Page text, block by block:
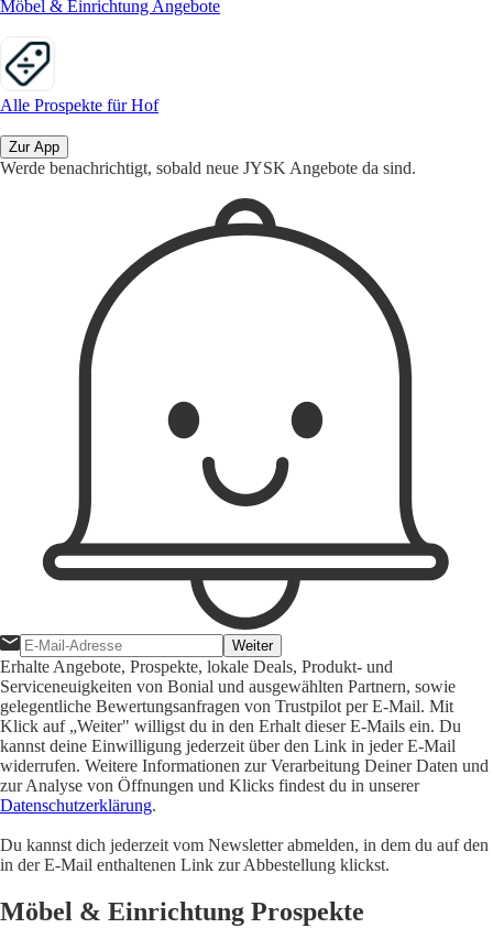
Möbel & Einrichtung Angebote
Alle Prospekte für Hof
Zur App
Werde benachrichtigt, sobald neue JYSK Angebote da sind.
Weiter
Erhalte Angebote, Prospekte, lokale Deals, Produkt- und
Serviceneuigkeiten von Bonial und ausgewählten Partnern, sowie
gelegentliche Bewertungsanfragen von Trustpilot per E-Mail. Mit
Klick auf „Weiter" willigst du in den Erhalt dieser E-Mails ein. Du
kannst deine Einwilligung jederzeit über den Link in jeder E-Mail
widerrufen. Weitere Informationen zur Verarbeitung Deiner Daten und
zur Analyse von Öffnungen und Klicks findest du in unserer
Datenschutzerklärung.
Du kannst dich jederzeit vom Newsletter abmelden, in dem du auf den
in der E-Mail enthaltenen Link zur Abbestellung klickst.
Möbel & Einrichtung Prospekte